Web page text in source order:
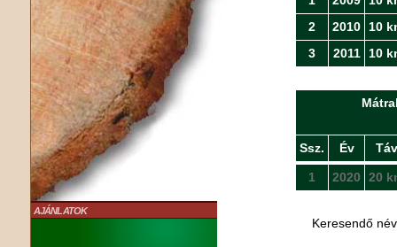
AJÁNLATOK
2
2010
10
3
2011 10
Ssz. Év Táv
1 2020 20
Keresendő